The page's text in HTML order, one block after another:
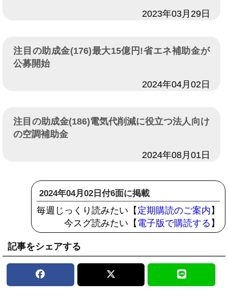
2023年03月29日
注目の助成金(176)最大15億円!省エネ補助金が
公募開始
2024年04月02日
注目の助成金(186)電気代削減に役立つ法人向け
の空調補助金
2024年08月01日
2024年04月02日付6面に掲載
毎週じっくり読みたい【 定期購読のご案内 】
今スグ読みたい【 電子版で購読する 】
記事をシェアする